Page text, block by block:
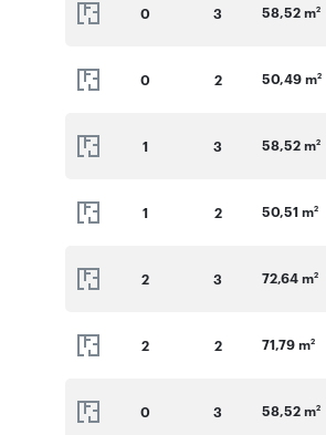
0 3 58,52 m2
0 2 50,49 m2
1 3 58,52 m2
1 2 50,51 m2
2 3 72,64 m2
2 2 71,79 m2
0 3 58,52 m2